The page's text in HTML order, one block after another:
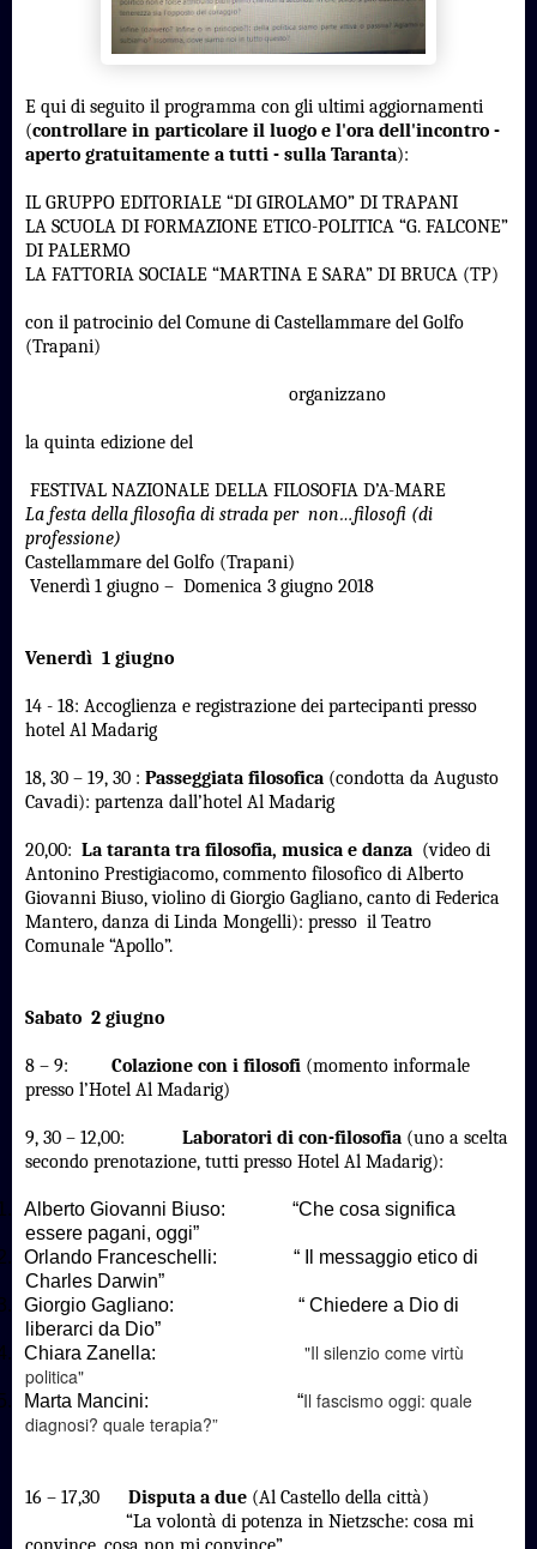
E qui di seguito il programma con gli ultimi aggiornamenti
(controllare in particolare il luogo e l'ora dell'incontro -
aperto gratuitamente a tutti - sulla Taranta):
IL GRUPPO EDITORIALE “DI GIROLAMO” DI TRAPANI
LA SCUOLA DI FORMAZIONE ETICO-POLITICA “G. FALCONE”
DI PALERMO
LA FATTORIA SOCIALE “MARTINA E SARA” DI BRUCA (TP)
con il patrocinio del Comune di Castellammare del Golfo
(Trapani)
organizzano
la quinta edizione del
FESTIVAL NAZIONALE DELLA FILOSOFIA D’A-MARE
La festa della filosofia di strada per non…filosofi (di
professione)
Castellammare del Golfo (Trapani)
Venerdì 1 giugno – Domenica 3 giugno 2018
Venerdì 1 giugno
14 - 18: Accoglienza e registrazione dei partecipanti presso
hotel Al Madarig
18, 30 – 19, 30 : Passeggiata filosofica (condotta da Augusto
Cavadi): partenza dall’hotel Al Madarig
20,00: La taranta tra filosofia, musica e danza (video di
Antonino Prestigiacomo, commento filosofico di Alberto
Giovanni Biuso, violino di Giorgio Gagliano, canto di Federica
Mantero, danza di Linda Mongelli): presso il Teatro
Comunale “Apollo”.
Sabato 2 giugno
8 – 9: Colazione con i filosofi (momento informale
presso l’Hotel Al Madarig)
9, 30 – 12,00: Laboratori di con-filosofia (uno a scelta
secondo prenotazione, tutti presso Hotel Al Madarig):
Alberto Giovanni Biuso: “Che cosa significa
essere pagani, oggi”
Orlando Franceschelli: “ Il messaggio etico di
Charles Darwin”
Giorgio Gagliano: “ Chiedere a Dio di
liberarci da Dio”
Chiara Zanella: "Il silenzio come virtù
politica"
Marta Mancini: “Il fascismo oggi: quale
diagnosi? quale terapia?”
16 – 17,30 Disputa a due (Al Castello della città)
“La volontà di potenza in Nietzsche: cosa mi